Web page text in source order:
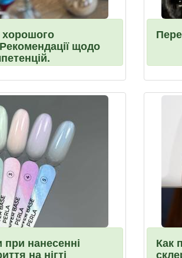
хорошого
щодо
при нанесенні
на нігті
Как